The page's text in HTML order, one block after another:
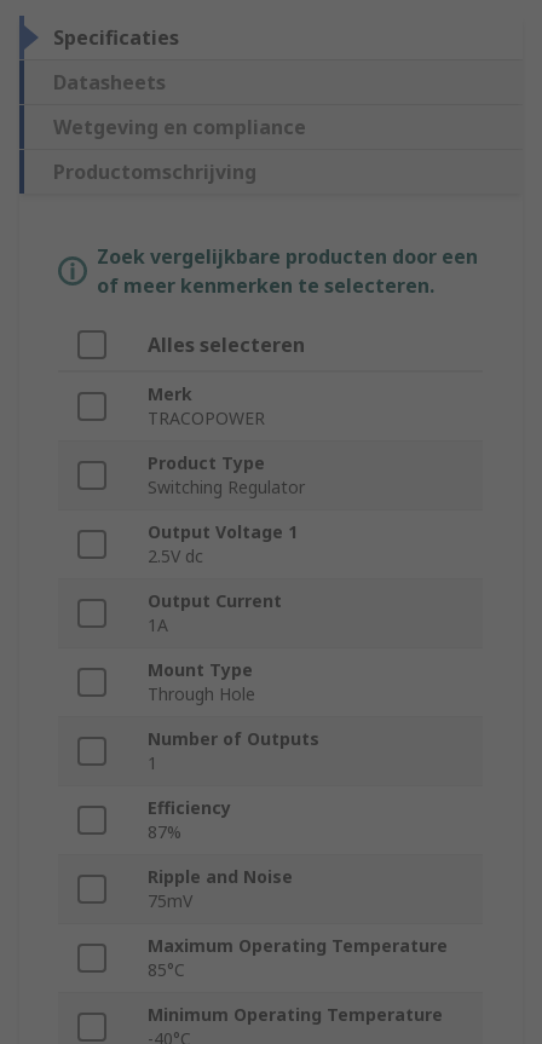
Specificaties
Datasheets
Wetgeving en compliance
Productomschrijving
Zoek vergelijkbare producten door een
of meer kenmerken te selecteren.
Alles selecteren
Merk
TRACOPOWER
Product Type
Switching Regulator
Output Voltage 1
2.5V dc
Output Current
1A
Mount Type
Through Hole
Number of Outputs
1
Efficiency
87%
Ripple and Noise
75mV
Maximum Operating Temperature
85°C
Minimum Operating Temperature
-40°C